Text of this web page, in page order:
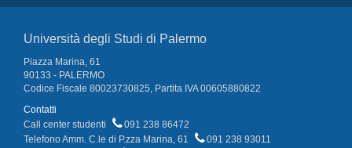
Università degli Studi di Palermo
Piazza Marina, 61
90133 - PALERMO
Codice Fiscale 80023730825, Partita IVA 00605880822
Contatti
Call center studenti
091 238 86472
Telefono Amm. C.le di P.zza Marina, 61
091 238 93011